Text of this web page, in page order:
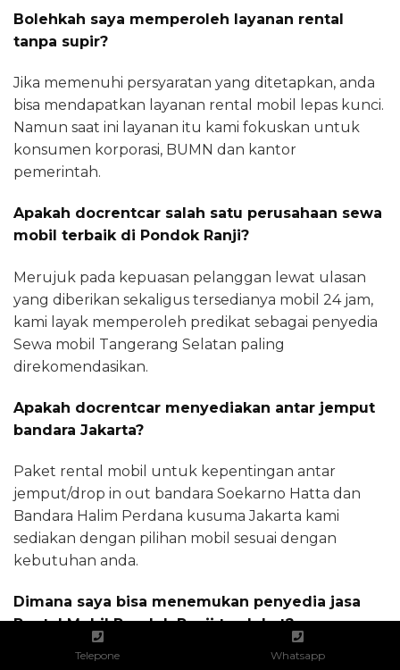
Bolehkah saya memperoleh layanan rental
tanpa supir?
Jika memenuhi persyaratan yang ditetapkan, anda
bisa mendapatkan layanan rental mobil lepas kunci.
Namun saat ini layanan itu kami fokuskan untuk
konsumen korporasi, BUMN dan kantor
pemerintah.
Apakah docrentcar salah satu perusahaan sewa
mobil terbaik di Pondok Ranji?
Merujuk pada kepuasan pelanggan lewat ulasan
yang diberikan sekaligus tersedianya mobil 24 jam,
kami layak memperoleh predikat sebagai penyedia
Sewa mobil Tangerang Selatan paling
direkomendasikan.
Apakah docrentcar menyediakan antar jemput
bandara Jakarta?
Paket rental mobil untuk kepentingan antar
jemput/drop in out bandara Soekarno Hatta dan
Bandara Halim Perdana kusuma Jakarta kami
sediakan dengan pilihan mobil sesuai dengan
kebutuhan anda.
Dimana saya bisa menemukan penyedia jasa
Rental Mobil Pondok Ranji terdekat?
Cara termudah yang dapat anda laksanakan adalah
Telepone Whatsapp